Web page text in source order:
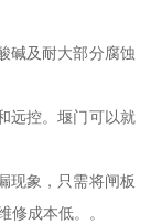
碱及耐大部分腐蚀
远控。堰门可以就
现象，只需将闸板
修成本低。。